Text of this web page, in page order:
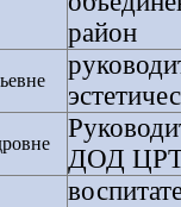
район
ДОД